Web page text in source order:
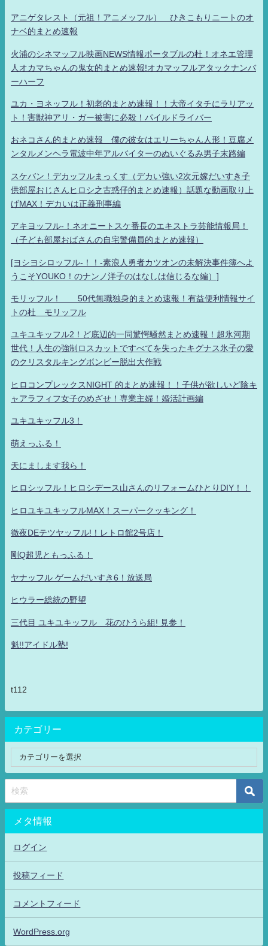
アニゲタレスト（元祖！アニメッフル） ひきこもりニートのオ
ナベ的まとめ速報
火浦のシネマッフル映画NEWS情報ポータブルの杜！オネエ管理
人オカマちゃんの鬼女的まとめ速報!オカマッフルアタックナンバ
ーハーフ
ユカ・ヨネッフル！初老的まとめ速報！！大帝イタチにラリアッ
ト！害獣神アリ・ガー被害に必殺！パイルドライバー
おネコさん的まとめ速報 僕の彼女はエリーちゃん人形！豆腐メ
ンタルメンヘラ電波中年アルバイターのぬいぐるみ男子末路編
スケバン！デカッフルまっくす（デカい強い2次元嫁だいすき子
供部屋おじさんヒロシ之古惑仔的まとめ速報）話題な動画取り上
げMAX！デカいは正義刑事編
アキヨッフル-！ネオニートスケ番長のエキストラ芸能情報局！
（子ども部屋おばさんの自宅警備員的まとめ速報）
[ヨシヨシロッフル-！！-素浪人勇者カツオンの未解決事件簿へよ
うこそYOUKO！のナンノ洋子のはなしは信じるな編）]
モリッフル！ 50代無職独身的まとめ速報！有益便利情報サイ
トの杜 モリッフル
ユキユキッフル2！ど底辺的一同驚愕騒然まとめ速報！超氷河期
世代！人生の強制ロスカットですべてを失ったキグナス氷子の愛
のクリスタルキングボンビー脱出大作戦
ヒロコンプレックスNIGHT 的まとめ速報！！子供が欲しいど陰キ
ャアラフィフ女子のめざせ！専業主婦！婚活計画編
ユキユキッフル3！
萌えっふる！
天にまします我ら！
ヒロシッフル！ヒロシデース山さんのリフォームひとりDIY！！
ヒロユキユキッフルMAX！スーパークッキング！
徹夜DEテツヤッフル!！レトロ館2号店！
剛Q超児ともっふる！
ヤナッフル ゲームだいすき6！放送局
ヒウラー総統の野望
三代目 ユキユキッフル 花のひうら組! 見参！
魁!!アイドル塾!
t112
カテゴリー
メタ情報
ログイン
投稿フィード
コメントフィード
WordPress.org